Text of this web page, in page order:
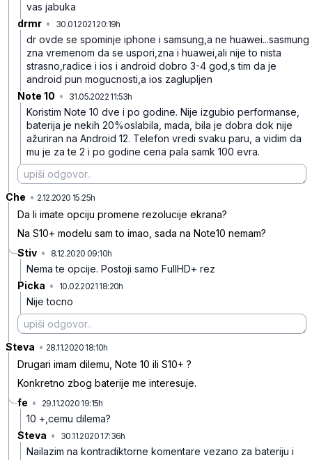
vas jabuka
drmr • 30.01.2021 20:19h
dr ovde se spominje iphone i samsung,a ne huawei...sasmung
zna vremenom da se uspori,zna i huawei,ali nije to nista
strasno,radice i ios i android dobro 3-4 god,s tim da je
android pun mogucnosti,a ios zaglupljen
Note 10 • 31.05.2022 11:53h
Koristim Note 10 dve i po godine. Nije izgubio performanse,
baterija je nekih 20%oslabila, mada, bila je dobra dok nije
ažuriran na Android 12. Telefon vredi svaku paru, a vidim da
mu je za te 2 i po godine cena pala samk 100 evra.
Che • 2.12.2020 15:25h
Da li imate opciju promene rezolucije ekrana?
Na S10+ modelu sam to imao, sada na Note10 nemam?
Stiv • 8.12.2020 09:10h
Nema te opcije. Postoji samo FullHD+ rez
Picka • 10.02.2021 18:20h
Nije tocno
Steva • 28.11.2020 18:10h
Drugari imam dilemu, Note 10 ili S10+ ?
Konkretno zbog baterije me interesuje.
fe • 29.11.2020 19:15h
10 +,cemu dilema?
Steva • 30.11.2020 17:36h
Nailazim na kontradiktorne komentare vezano za bateriju i